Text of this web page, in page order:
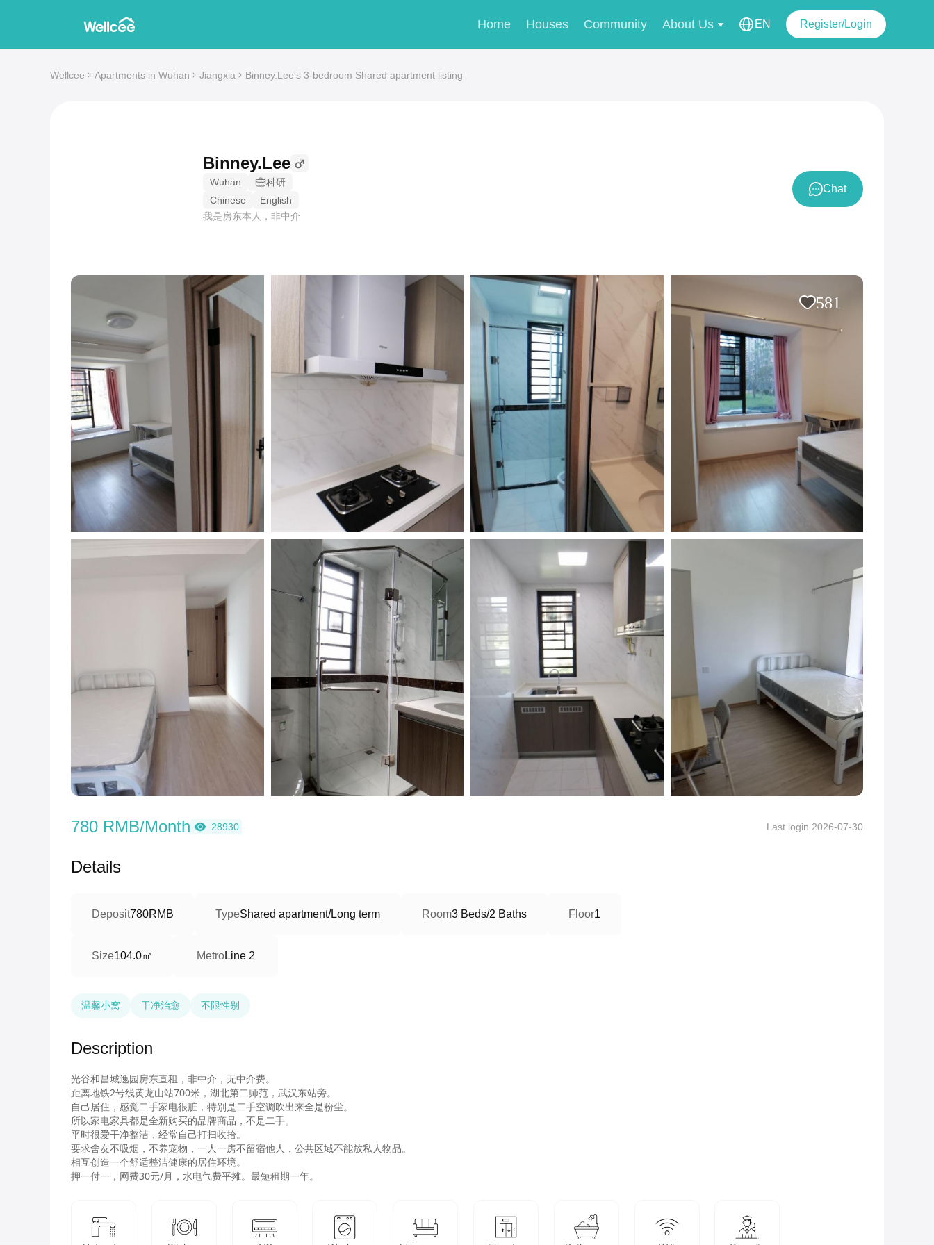
Home Houses Community About Us EN Register/Login
Wellcee Apartments in Wuhan Jiangxia Binney.Lee's 3-bedroom Shared apartment listing
Binney.Lee
Wuhan
科研
Chinese
English
我是房东本人，非中介
Chat
581
780 RMB/Month 28930 Last login 2026-07-30
Details
Deposit780RMB TypeShared apartment/Long term Room3 Beds/2 Baths Floor1
Size104.0㎡ MetroLine 2
温馨小窝 干净治愈 不限性别
Description
光谷和昌城逸园房东直租，非中介，无中介费。
距离地铁2号线黄龙山站700米，湖北第二师范，武汉东站旁。
自己居住，感觉二手家电很脏，特别是二手空调吹出来全是粉尘。
所以家电家具都是全新购买的品牌商品，不是二手。
平时很爱干净整洁，经常自己打扫收拾。
要求舍友不吸烟，不养宠物，一人一房不留宿他人，公共区域不能放私人物品。
相互创造一个舒适整洁健康的居住环境。
押一付一，网费30元/月，水电气费平摊。最短租期一年。